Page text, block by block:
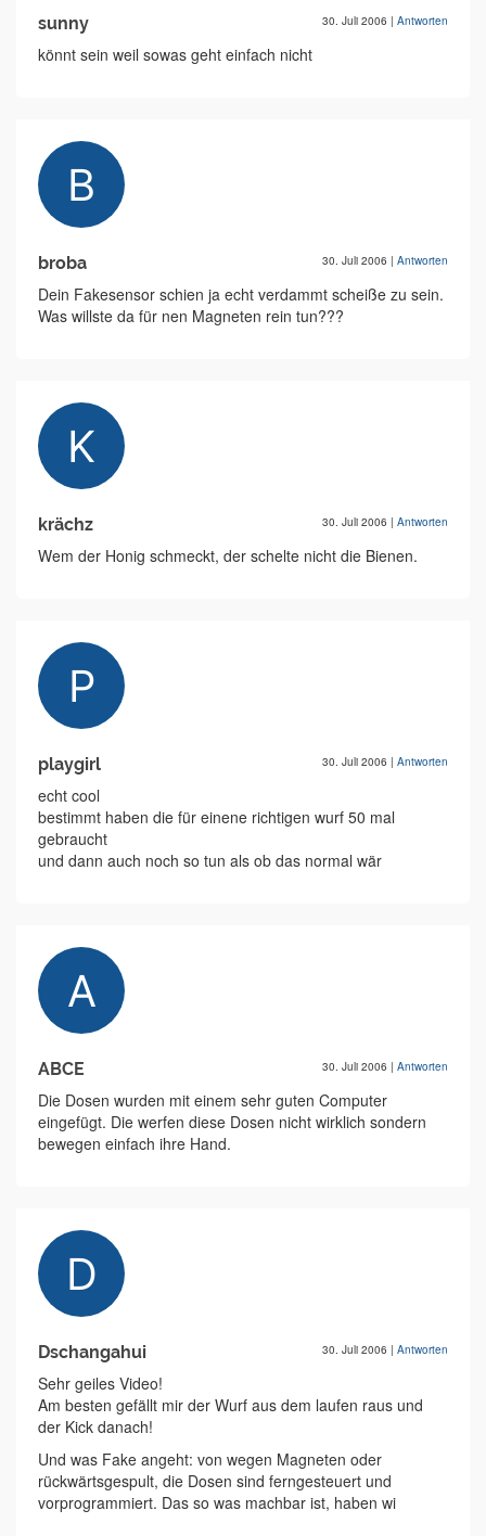
sunny 30. Juli 2006 | Antworten
könnt sein weil sowas geht einfach nicht
broba 30. Juli 2006 | Antworten
Dein Fakesensor schien ja echt verdammt scheiße zu sein.
Was willste da für nen Magneten rein tun???
krächz 30. Juli 2006 | Antworten
Wem der Honig schmeckt, der schelte nicht die Bienen.
playgirl 30. Juli 2006 | Antworten
echt cool
bestimmt haben die für einene richtigen wurf 50 mal
gebraucht
und dann auch noch so tun als ob das normal wär
ABCE 30. Juli 2006 | Antworten
Die Dosen wurden mit einem sehr guten Computer
eingefügt. Die werfen diese Dosen nicht wirklich sondern
bewegen einfach ihre Hand.
Dschangahui 30. Juli 2006 | Antworten
Sehr geiles Video!
Am besten gefällt mir der Wurf aus dem laufen raus und
der Kick danach!
Und was Fake angeht: von wegen Magneten oder
rückwärtsgespult, die Dosen sind ferngesteuert und
vorprogrammiert. Das so was machbar ist, haben wi